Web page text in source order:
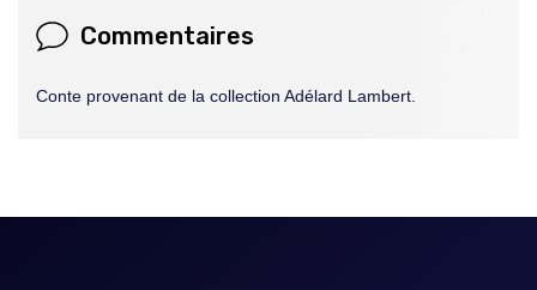
Commentaires
Conte provenant de la collection Adélard Lambert.